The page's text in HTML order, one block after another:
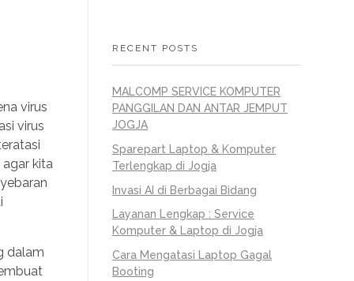
virus
virus
kita
dalam
RECENT POSTS
MALCOMP SERVICE KOMPUTER
PANGGILAN DAN ANTAR JEMPUT
JOGJA
Sparepart Laptop & Komputer
Terlengkap di Jogja
Invasi AI di Berbagai Bidang
Layanan Lengkap : Service
Komputer & Laptop di Jogja
Cara Mengatasi Laptop Gagal
Booting